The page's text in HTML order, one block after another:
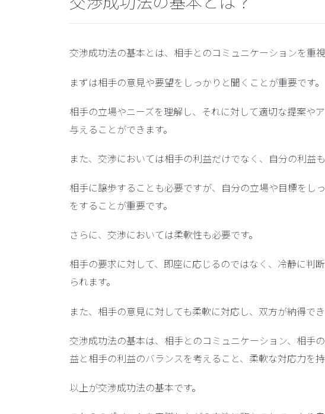
交渉成功法の基本とは、相手とのコミュニケーションを重視
まずは相手の意見や要望をしっかりと聞くことが重要です。
相手の立場やニーズを理解し、それに対して適切な提案や
与えることができます。
また、交渉においては相手の利益だけでなく、自分の利益
相手に譲歩することも必要ですが、自分の立場や目標をし
をすることが重要です。
さらに、交渉においては柔軟性も必要です。
相手の要求に対して、即座に応じるのではなく、冷静に判
られます。
また、相手の意見に対しても柔軟に対応し、双方が納得で
交渉成功法の基本は、相手とのコミュニケーション、相手
益と相手の利益のバランスを考えること、柔軟な対応力を持
以上が交渉成功法の基本です。